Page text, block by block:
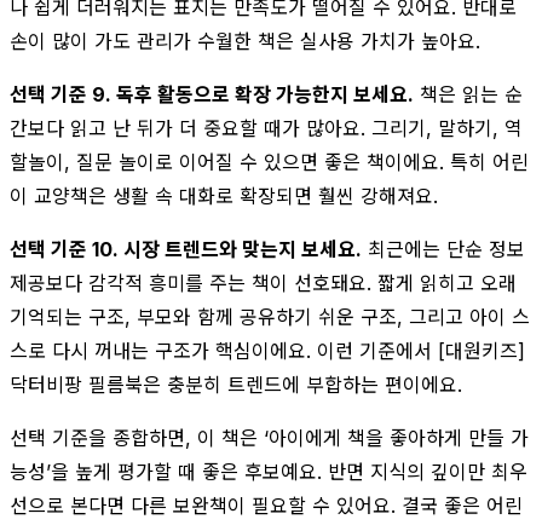
나 쉽게 더러워지는 표지는 만족도가 떨어질 수 있어요. 반대로
손이 많이 가도 관리가 수월한 책은 실사용 가치가 높아요.
선택 기준 9. 독후 활동으로 확장 가능한지 보세요. 책은 읽는 순
간보다 읽고 난 뒤가 더 중요할 때가 많아요. 그리기, 말하기, 역
할놀이, 질문 놀이로 이어질 수 있으면 좋은 책이에요. 특히 어린
이 교양책은 생활 속 대화로 확장되면 훨씬 강해져요.
선택 기준 10. 시장 트렌드와 맞는지 보세요. 최근에는 단순 정보
제공보다 감각적 흥미를 주는 책이 선호돼요. 짧게 읽히고 오래
기억되는 구조, 부모와 함께 공유하기 쉬운 구조, 그리고 아이 스
스로 다시 꺼내는 구조가 핵심이에요. 이런 기준에서 [대원키즈]
닥터비팡 필름북은 충분히 트렌드에 부합하는 편이에요.
선택 기준을 종합하면, 이 책은 ‘아이에게 책을 좋아하게 만들 가
능성’을 높게 평가할 때 좋은 후보예요. 반면 지식의 깊이만 최우
선으로 본다면 다른 보완책이 필요할 수 있어요. 결국 좋은 어린